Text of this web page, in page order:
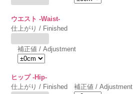
ウエスト -Waist-
仕上がり / Finished
補正値 / Adjustment
ヒップ -Hip-
仕上がり / Finished
補正値 / Adjustment